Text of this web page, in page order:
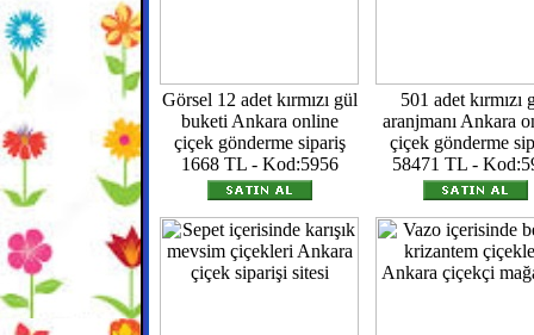
Görsel 12 adet kırmızı gül
buketi Ankara online
çiçek gönderme sipariş
1668 TL - Kod:5956
501 adet kırmızı
aranjmanı Ankara
çiçek gönderme
58471 TL -